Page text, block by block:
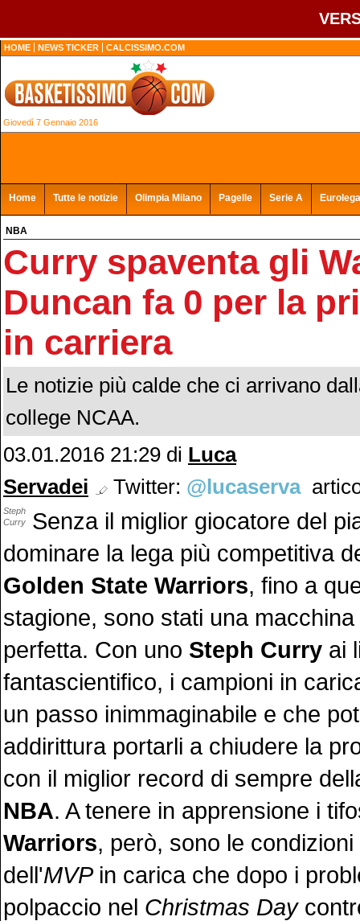
HOME NEWS TICKER CALCISSIMO.COM
Giovedì 7 Gennaio 2016
Home Tutte le notizie Olimpia Milano Pagelle Serie A Eurolega
NBA
Curry spaventa gli
Duncan fa 0 per la
in carriera
Le notizie più calde che ci arrivano
college NCAA.
03.01.2016 21:29 di Luca
Servadei
Twitter: @lucaserva
Steph
Curry
Senza il miglior giocatore del
dominare la lega più competitiva
Golden State Warriors, fino a
stagione, sono stati una
perfetta. Con uno Steph Curry ai
fantascientifico, i campioni in
un passo inimmaginabile e che
addirittura portarli a chiudere la
con il miglior record di sempre
NBA. A tenere in apprensione i
Warriors, però, sono le
dell'MVP in carica che dopo i
polpaccio nel Christmas Day